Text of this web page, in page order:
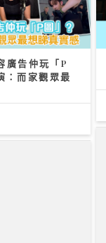
廣告仲玩「P
：而家觀眾最